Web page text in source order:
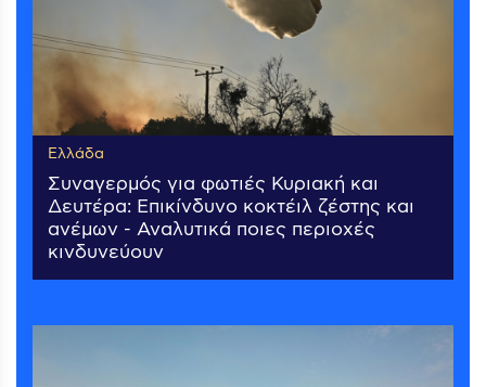
Ελλάδα
Συναγερμός για φωτιές Κυριακή και
Δευτέρα: Επικίνδυνο κοκτέιλ ζέστης και
ανέμων - Αναλυτικά ποιες περιοχές
κινδυνεύουν